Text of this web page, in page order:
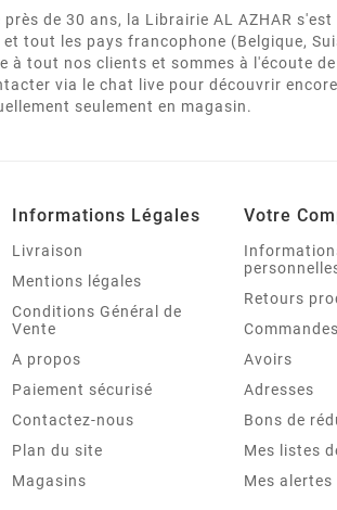
de 30 ans, la Librairie AL AZHAR
tout les pays francophone (Belgique,
à tout nos clients et sommes à l'écoute
via le chat live pour découvrir
seulement en magasin.
Informations Légales
Livraison
Mentions légales
Conditions Général de
Vente
A propos
Paiement sécurisé
Contactez-nous
Plan du site
Magasins
Votre
Retours
Commandes
Avoirs
Adresses
Bons de
Mes listes
Mes alertes